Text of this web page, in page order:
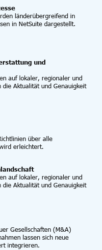
länderübergreifend in
in NetSuite dargestellt.
und
auf lokaler, regionaler und
die Aktualität und Genauigkeit
über alle
erleichtert.
auf lokaler, regionaler und
die Aktualität und Genauigkeit
Gesellschaften (M&A)
lassen sich neue
integrieren.